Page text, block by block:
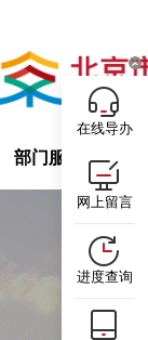
部门服务
在线导办
网上留言
进度查询